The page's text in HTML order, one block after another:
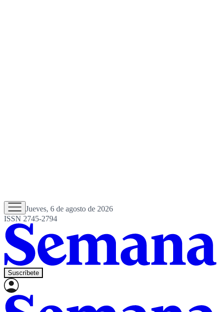
Jueves, 6 de agosto de 2026
ISSN 2745-2794
Suscríbete